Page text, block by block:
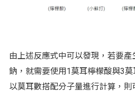
由上述反應式中可以發現，若要
鈉，就需要使用1莫耳檸檬酸與3
以莫耳數搭配分子量進行計算，則